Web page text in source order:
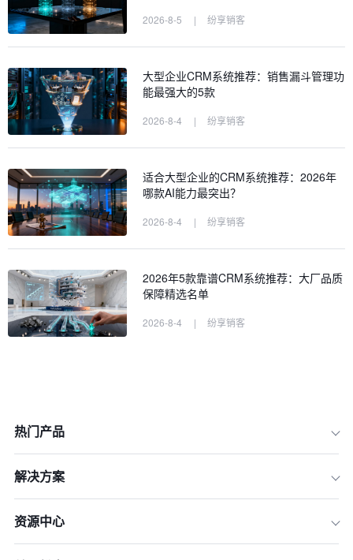
2026-8-5 | 纷享销客
大型企业CRM系统推荐：销售漏斗管理功
能最强大的5款
2026-8-4 | 纷享销客
适合大型企业的CRM系统推荐：2026年
哪款AI能力最突出？
2026-8-4 | 纷享销客
2026年5款靠谱CRM系统推荐：大厂品质
保障精选名单
2026-8-4 | 纷享销客
热门产品
解决方案
资源中心